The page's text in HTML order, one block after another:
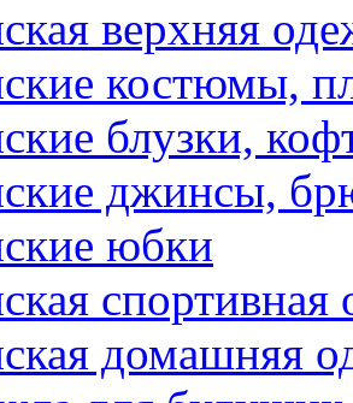
верхняя
костюмы,
блузки,
джинсы,
юбки
спортивная
домашняя